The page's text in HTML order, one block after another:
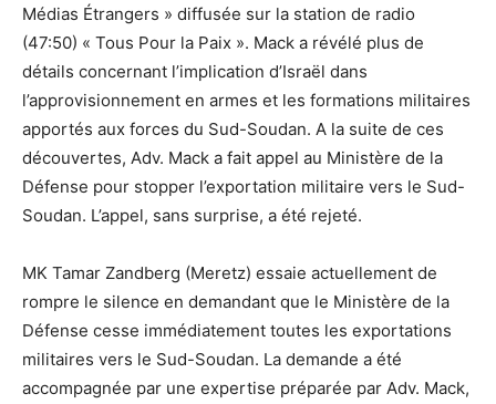
Médias Étrangers » diffusée sur la station de radio
(47:50) « Tous Pour la Paix ». Mack a révélé plus de
détails concernant l’implication d’Israël dans
l’approvisionnement en armes et les formations militaires
apportés aux forces du Sud-Soudan. A la suite de ces
découvertes, Adv. Mack a fait appel au Ministère de la
Défense pour stopper l’exportation militaire vers le Sud-
Soudan. L’appel, sans surprise, a été rejeté.
MK Tamar Zandberg (Meretz) essaie actuellement de
rompre le silence en demandant que le Ministère de la
Défense cesse immédiatement toutes les exportations
militaires vers le Sud-Soudan. La demande a été
accompagnée par une expertise préparée par Adv. Mack,